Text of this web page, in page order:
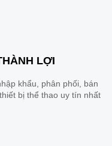
LỢI
khẩu, phân phối, bán
bị thể thao uy tín nhất